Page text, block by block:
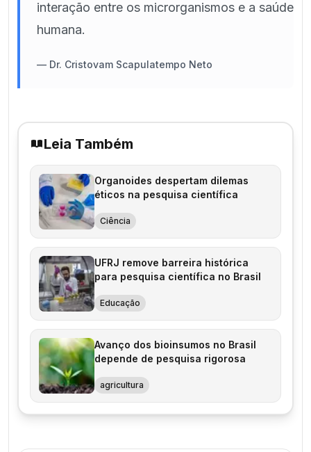
interação entre os microrganismos e a saúde
humana.
— Dr. Cristovam Scapulatempo Neto
Leia Também
Organoides despertam dilemas
éticos na pesquisa científica
Ciência
UFRJ remove barreira histórica
para pesquisa científica no Brasil
Educação
Avanço dos bioinsumos no Brasil
depende de pesquisa rigorosa
agricultura